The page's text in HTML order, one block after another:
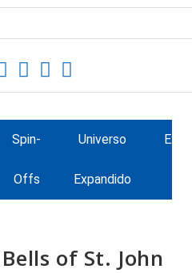
Spin-
Offs
Universo
Expandido
of St. John